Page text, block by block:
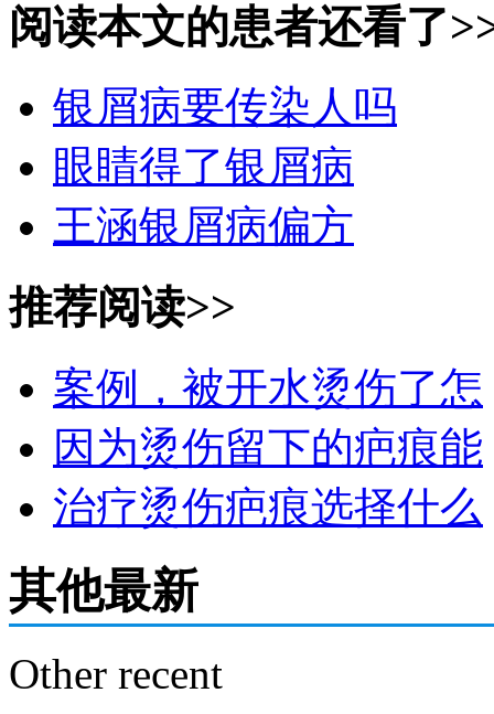
阅读本文的患者还看了
银屑病要传染人吗
眼睛得了银屑病
王涵银屑病偏方
推荐阅读>>
案例，被开水烫伤了怎
因为烫伤留下的疤痕能
治疗烫伤疤痕选择什么
其他最新
Other recent